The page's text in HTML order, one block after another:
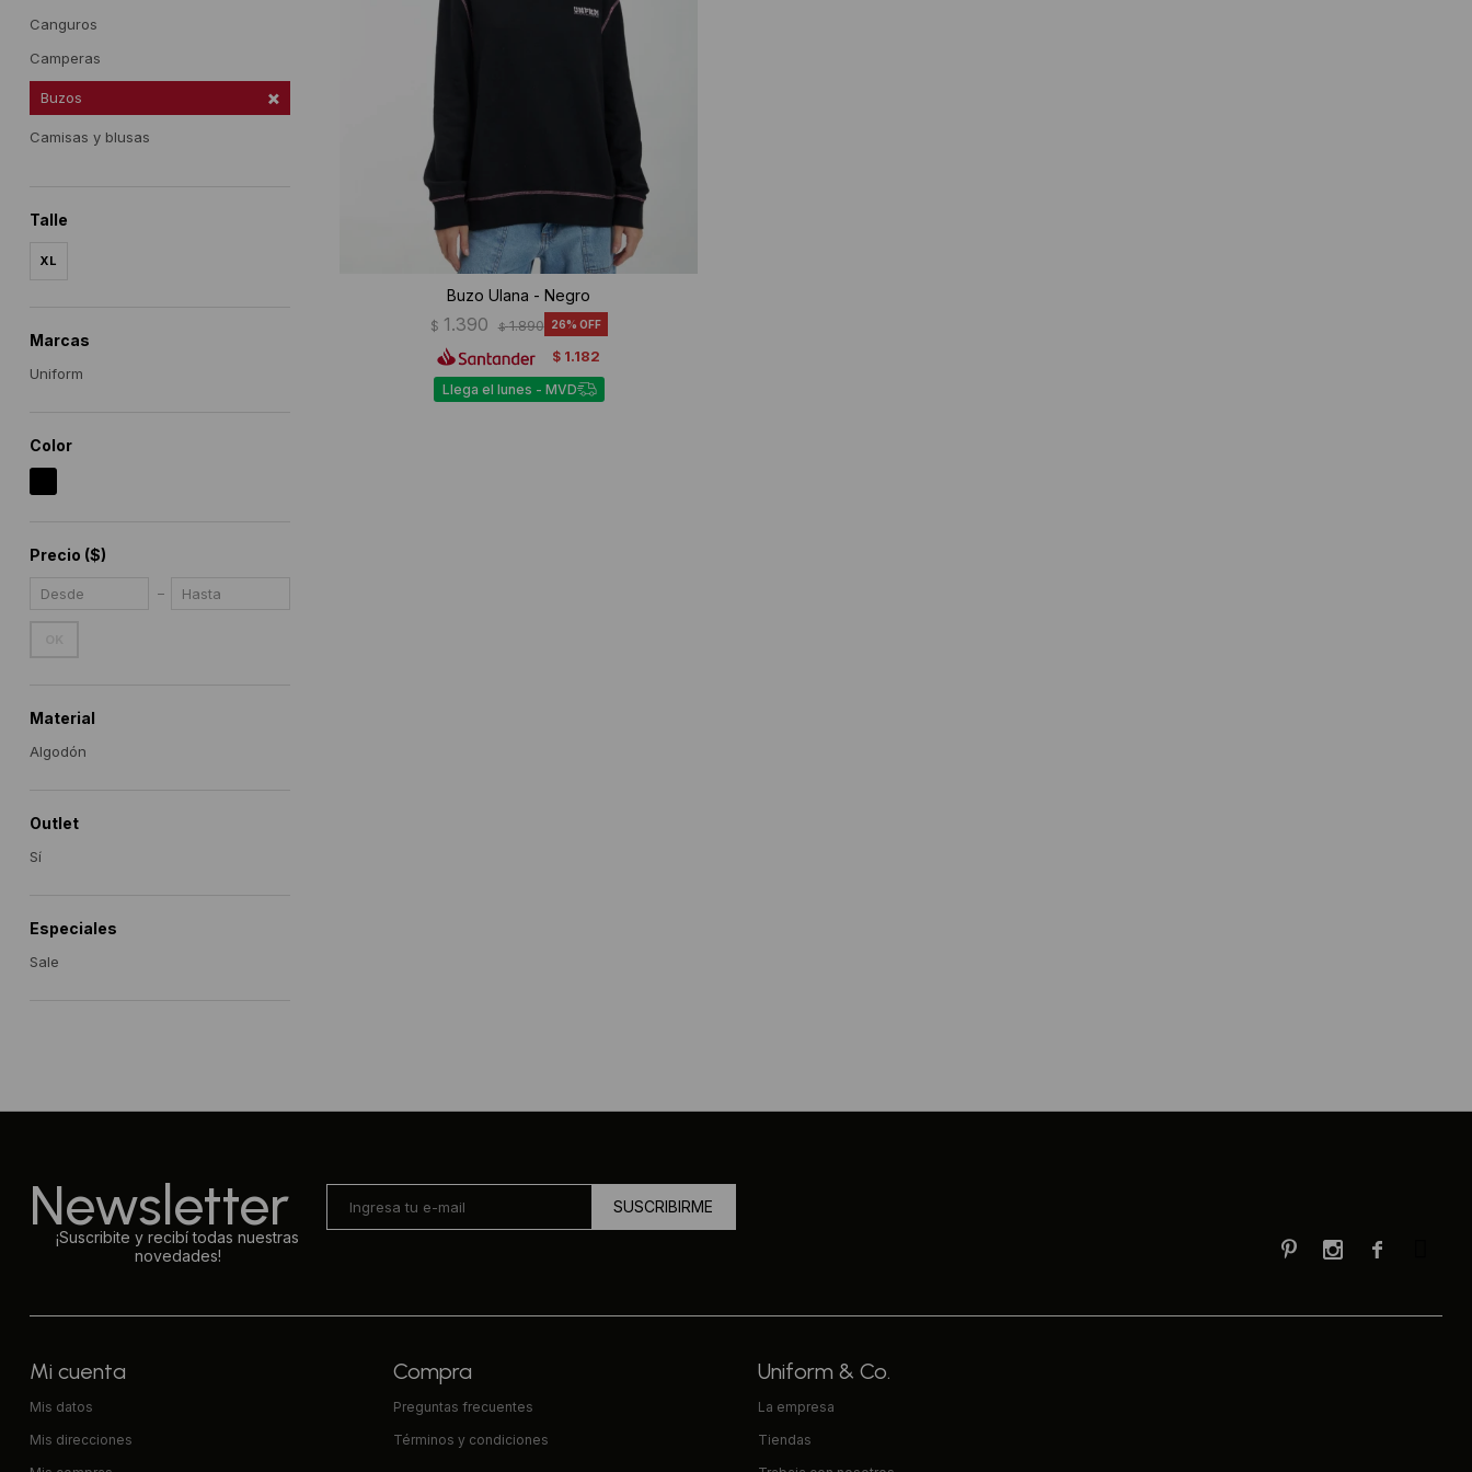
Buzo Ulana - Negro
$ 1.390 $ 1.890 26
$ 1.182
Llega el lunes - MVD
Canguros
Camperas
Buzos
Camisas y blusas
Talle
XL
Marcas
Uniform
Color
Precio ($)
Material
Algodón
Outlet
Sí
Especiales
Sale
Newsletter
¡Suscribite y recibí todas nuestras
novedades!
SUSCRIBIRME

 
Mi cuenta
Mis datos
Mis direcciones
Compra
Preguntas frecuentes
Términos y condiciones
Uniform & Co.
La empresa
Tiendas